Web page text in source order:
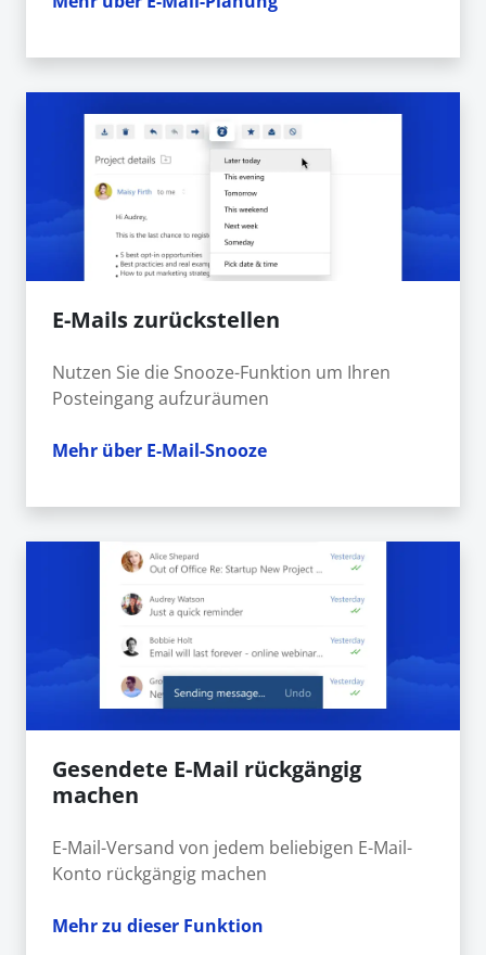
E-Mails zurückstellen
Nutzen Sie die Snooze-Funktion um Ihren
Posteingang aufzuräumen
Mehr über E-Mail-Snooze
Gesendete E-Mail rückgängig
machen
E-Mail-Versand von jedem beliebigen E-Mail-
Konto rückgängig machen
Mehr zu dieser Funktion